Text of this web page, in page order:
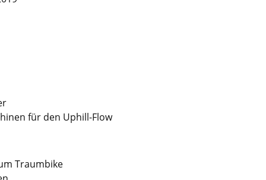
für den Uphill-Flow
Traumbike